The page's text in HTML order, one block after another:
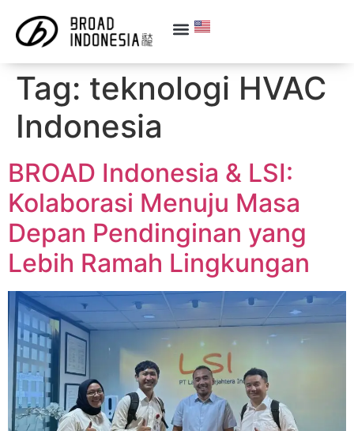
Tag: teknologi HVAC
Indonesia
BROAD Indonesia & LSI:
Kolaborasi Menuju Masa
Depan Pendinginan yang
Lebih Ramah Lingkungan